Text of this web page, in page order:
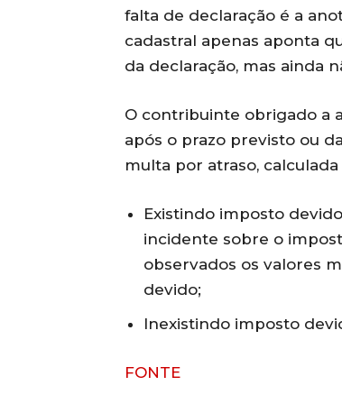
falta de declaração é a
cadastral apenas aponta
da declaração, mas ainda
O contribuinte obrigado a
após o prazo previsto ou
multa por atraso,
Existindo imposto
incidente sobre o
observados os valores
devido;
Inexistindo imposto
FONTE